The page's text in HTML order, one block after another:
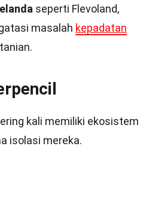
seperti Flevoland,
masalah kepadatan
kali memiliki ekosistem
isolasi mereka.